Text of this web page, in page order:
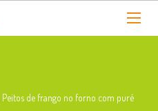
Peitos de frango no forno com puré